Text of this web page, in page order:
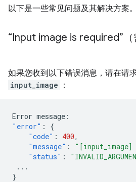
以下是一些常见问题及其解决方案。
“Input image is required”（
如果您收到以下错误消息，请在请
input_image
：
Error message :
"error" :
{
"code" : 400,
"message" :
"[input_image]
"status" :
...
}